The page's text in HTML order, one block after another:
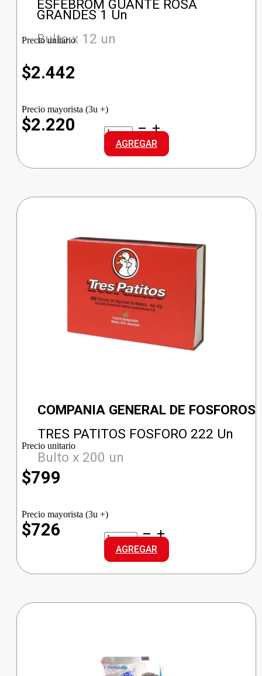
ESFEBROM GUANTE ROSA
GRANDES 1 Un
Bulto x 12 un
Precio unitario
$2.442
Precio mayorista (3u +)
$2.220
ESFEBROM
GUANTE
ROSA
GRANDES
cantidad
AGREGAR
COMPANIA GENERAL DE FOSFOROS
TRES PATITOS FOSFORO 222 Un
Bulto x 200 un
Precio unitario
$799
Precio mayorista (3u +)
$726
TRES
PATITOS
FOSFORO
cantidad
AGREGAR